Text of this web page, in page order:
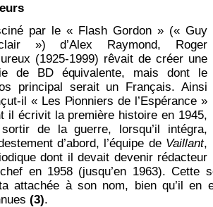
par le « Flash Gordon » (« Guy
») d’Alex Raymond, Roger
(1925-1999) rêvait de créer une
de BD équivalente, mais dont le
principal serait un Français. Ainsi
il « Les Pionniers de l’Espérance »
il écrivit la première histoire en 1945,
de la guerre, lorsqu’il intégra,
d’abord, l’équipe de Vaillant,
dont il devait devenir rédacteur
en 1958 (jusqu’en 1963). Cette
attachée à son nom, bien qu’il en
(3).